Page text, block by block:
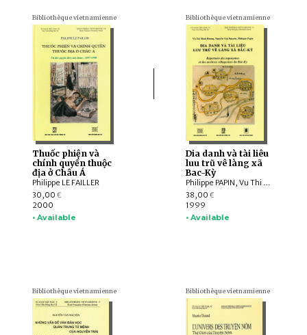
Bibliothèque vietnamienne
Thuốc phiện và
chính quyền thuộc
địa ở Châu Á
Philippe LE FAILLER
30,00 €
2000
• Available
Bibliothèque vietnamienne
Dia danh và tài liêu
luu trũ vê làng xã
Bac-Kỳ
Philippe PAPIN, Vu Thi Minh Huong , Nguyên Van Nguyên
38,00 €
1999
• Available
Bibliothèque vietnamienne Bibliothèque vietnamienne